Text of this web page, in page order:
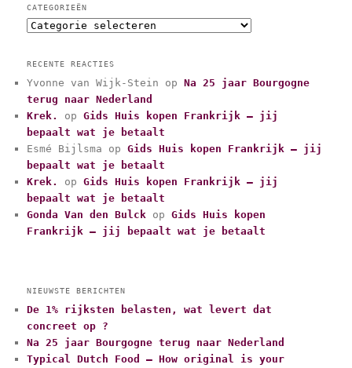
CATEGORIEËN
C
e
g
o
r
i
e
ë
RECENTE REACTIES
Yvonne van Wijk-Stein opNa 25 jaar Bourgogne
terug naar Nederland
Krek.
opGids Huis kopen Frankrijk – jij
bepaalt wat je betaalt
Esmé Bijlsma opGids Huis kopen Frankrijk – jij
bepaalt wat je betaalt
Krek.
opGids Huis kopen Frankrijk – jij
bepaalt wat je betaalt
Gonda Van den Bulck opGids Huis kopen
Frankrijk – jij bepaalt wat je betaalt
NIEUWSTE BERICHTEN
De 1% rijksten belasten, wat levert dat
concreet op ?
Na 25 jaar Bourgogne terug naar Nederland
Typical Dutch Food – How original is your